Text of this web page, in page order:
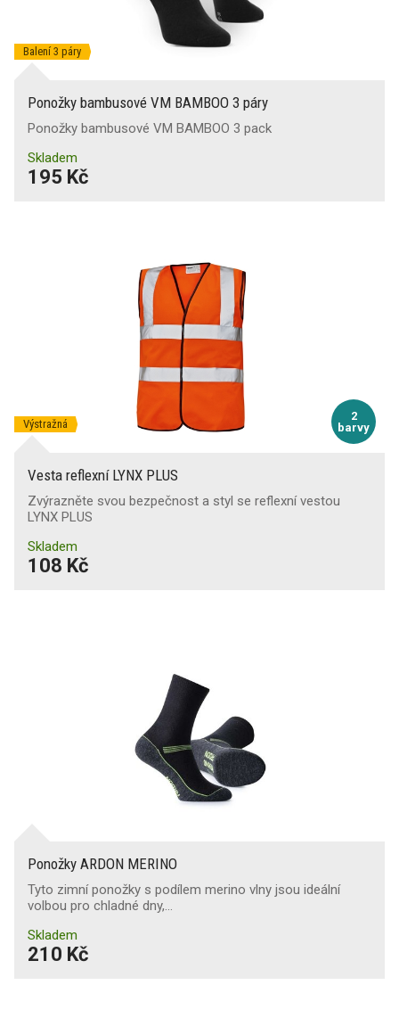
Balení 3 páry
Ponožky bambusové VM BAMBOO 3 páry
Ponožky bambusové VM BAMBOO 3 pack
Skladem
195 Kč
2
barvy
Výstražná
Vesta reflexní LYNX PLUS
Zvýrazněte svou bezpečnost a styl se reflexní vestou
LYNX PLUS
Skladem
108 Kč
Ponožky ARDON MERINO
Tyto zimní ponožky s podílem merino vlny jsou ideální
volbou pro chladné dny,…
Skladem
210 Kč